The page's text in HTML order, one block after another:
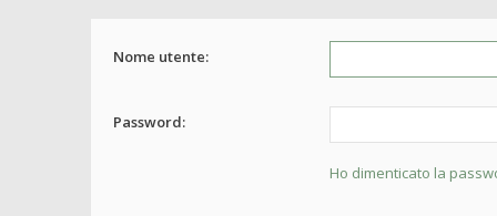
Nome utente:
Password:
Ho dimenticato la